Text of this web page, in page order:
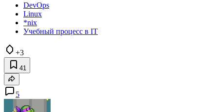
DevOps
Linux
*nix
Учебный процесс в IT
+3
41
5